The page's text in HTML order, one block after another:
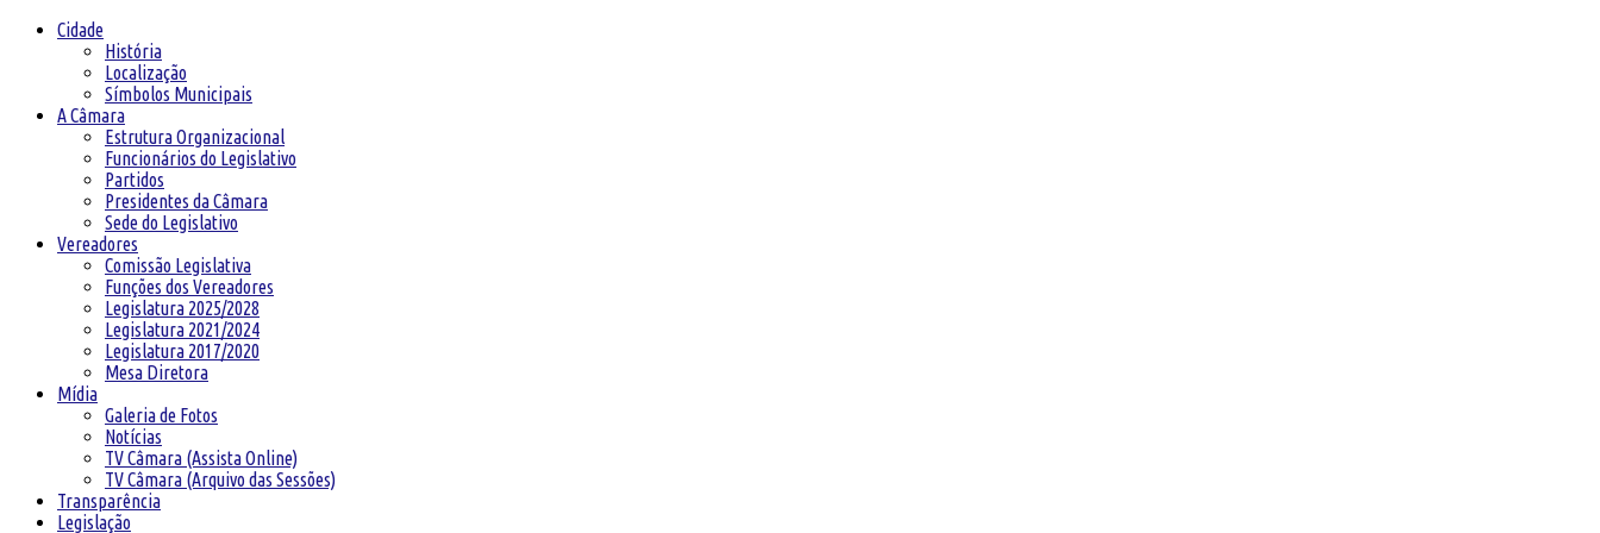
Cidade
História
Localização
Símbolos Municipais
A Câmara
Estrutura Organizacional
Funcionários do Legislativo
Partidos
Presidentes da Câmara
Sede do Legislativo
Vereadores
Comissão Legislativa
Funções dos Vereadores
Legislatura 2025/2028
Legislatura 2021/2024
Legislatura 2017/2020
Mesa Diretora
Mídia
Galeria de Fotos
Notícias
TV Câmara (Assista Online)
TV Câmara (Arquivo das Sessões)
Transparência
Legislação